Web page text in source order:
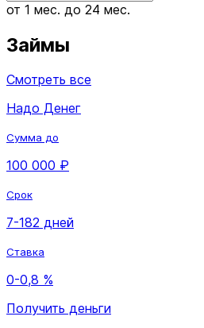
от 1 мес. до 24 мес.
Займы
Смотреть все
Надо Денег
Сумма до
100 000 ₽
Срок
7-182 дней
Ставка
0-0,8 %
Получить деньги